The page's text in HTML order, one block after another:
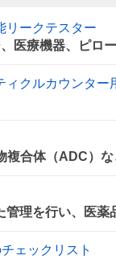
リークテスター
医療機器、ピロ
クルカウンター
合体（ADC）
管理を行い、医薬
ェックリスト